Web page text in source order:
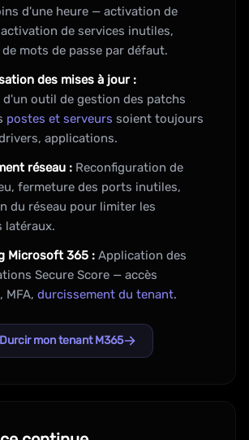
d'une heure — activation de
de services inutiles,
mots de passe par défaut.
des mises à jour :
d'un outil de gestion des patchs
postes et serveurs soient toujours
applications.
réseau : Reconfiguration de
fermeture des ports inutiles,
du réseau pour limiter les
latéraux.
Microsoft 365 : Application des
Secure Score — accès
MFA, durcissement du tenant.
Durcir mon tenant M365